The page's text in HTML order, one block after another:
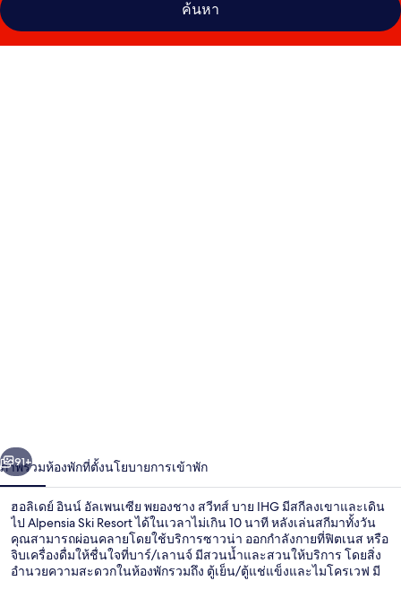
ค้นหา
อัล
เพ
น
เซีย
า
ถัดไป
91+
ภาพรวมห้องพักที่ตั้งนโยบายการเข้าพัก
ฮอลิเดย์ อินน์ อัลเพนเซีย พยองชาง สวีทส์ บาย IHG มีสกีลงเขาและเดิน
ไป Alpensia Ski Resort ได้ในเวลาไม่เกิน 10 นาที หลังเล่นสกีมาทั้งวัน
คุณสามารถผ่อนคลายโดยใช้บริการซาวน่า ออกกำลังกายที่ฟิตเนส หรือ
จิบเครื่องดื่มให้ชื่นใจที่บาร์/เลานจ์ มีสวนน้ำและสวนให้บริการ โดยสิ่ง
อำนวยความสะดวกในห้องพักรวมถึง ตู้เย็น/ตู้แช่แข็งและไมโครเวฟ มี